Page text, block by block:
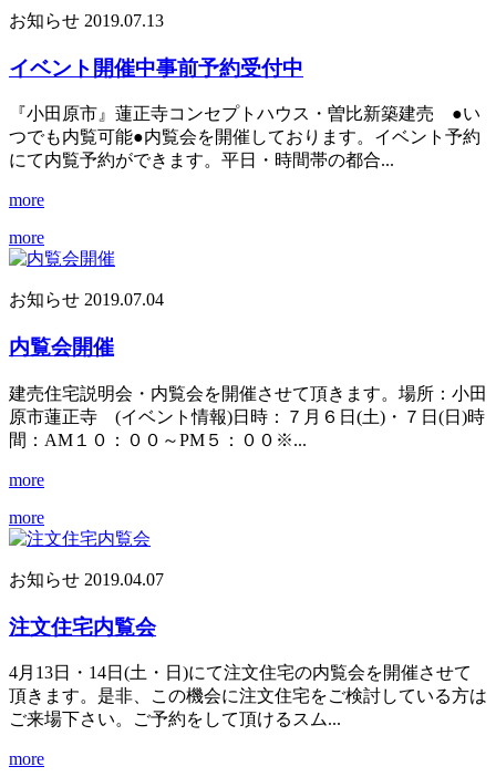
お知らせ 2019.07.13
イベント開催中事前予約受付中
『小田原市』蓮正寺コンセプトハウス・曽比新築建売 ●い
つでも内覧可能●内覧会を開催しております。イベント予約
にて内覧予約ができます。平日・時間帯の都合...
more
more
お知らせ 2019.07.04
内覧会開催
建売住宅説明会・内覧会を開催させて頂きます。場所：小田
原市蓮正寺 (イベント情報)日時：７月６日(土)・７日(日)時
間：AM１０：００～PM５：００※...
more
more
お知らせ 2019.04.07
注文住宅内覧会
4月13日・14日(土・日)にて注文住宅の内覧会を開催させて
頂きます。是非、この機会に注文住宅をご検討している方は
ご来場下さい。ご予約をして頂けるスム...
more